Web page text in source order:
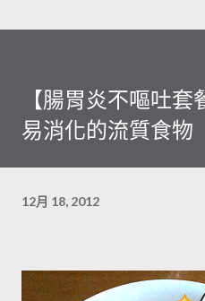
【腸胃炎不嘔吐
易消化的流質食物
12月 18, 2012